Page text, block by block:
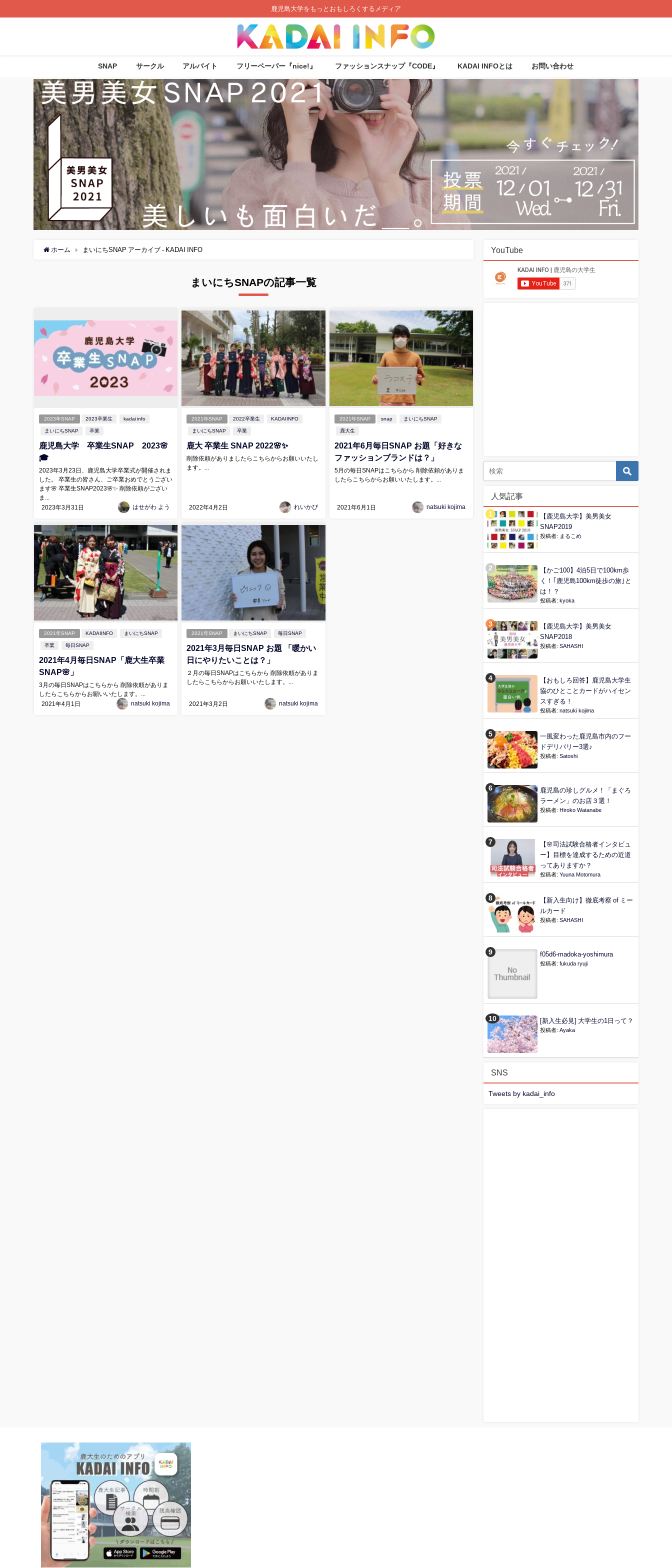
鹿児島大学をもっとおもしろくするメディア
SNAP サークル アルバイト フリーペーパー『nice!』 ファッションスナップ『CODE』 KADAI INFOとは お問い合わせ
ホーム まいにちSNAP アーカイブ - KADAI INFO
まいにちSNAPの記事一覧
2023年SNAP 2023卒業生 kadai info
まいにちSNAP 卒業
鹿児島大学 卒業生SNAP 2023🌸
🎓
2023年3月23日、鹿児島大学卒業式が開催されま
した。 卒業生の皆さん、ご卒業おめでとうござい
ます🌸 卒業生SNAP2023🌸✨ 削除依頼がござい
ま...
2023年3月31日
はせがわ よう
2021年SNAP 2022卒業生 KADAIINFO
まいにちSNAP 卒業
鹿大 卒業生 SNAP 2022🌸✨
削除依頼がありましたらこちらからお願いいたし
ます。...
2022年4月2日 れいかぴ
2021年SNAP snap まいにちSNAP
鹿大生
2021年6月毎日SNAP お題「好きな
ファッションブランドは？」
5月の毎日SNAPはこちらから 削除依頼がありま
したらこちらからお願いいたします。...
2021年6月1日 natsuki kojima
2021年SNAP KADAIINFO まいにちSNAP
卒業 毎日SNAP
2021年4月毎日SNAP「鹿大生卒業
SNAP🌸」
3月の毎日SNAPはこちらから 削除依頼がありま
したらこちらからお願いいたします。...
2021年4月1日
natsuki kojima
2021年SNAP まいにちSNAP 毎日SNAP
2021年3月毎日SNAP お題 「暖かい
日にやりたいことは？」
２月の毎日SNAPはこちらから 削除依頼がありま
したらこちらからお願いいたします。...
2021年3月2日 natsuki kojima
YouTube
人気記事
【鹿児島大学】美男美女
SNAP2019
投稿者: まるこめ
【かご100】4泊5日で100km歩
く！｢鹿児島100km徒歩の旅｣と
は！？
投稿者: kyoka
【鹿児島大学】美男美女
SNAP2018
投稿者: SAHASHI
【おもしろ回答】鹿児島大学生
協のひとことカードがハイセン
スすぎる！
投稿者: natsuki kojima
一風変わった鹿児島市内のフー
ドデリバリー3選♪
投稿者: Satoshi
鹿児島の珍しグルメ！「まぐろ
ラーメン」のお店３選！
投稿者: Hiroko Watanabe
【🌸司法試験合格者インタビュ
ー】目標を達成するための近道
ってありますか？
投稿者: Yuuna Motomura
【新入生向け】徹底考察 of ミー
ルカード
投稿者: SAHASHI
f05d6-madoka-yoshimura
投稿者: fukuda ryuji
[新入生必見] 大学生の1日って？
投稿者: Ayaka
SNS
Tweets by kadai_info